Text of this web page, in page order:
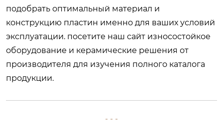
подобрать оптимальный материал и
конструкцию пластин именно для ваших условий
эксплуатации. посетите наш сайт износостойкое
оборудование и керамические решения от
производителя для изучения полного каталога
продукции.